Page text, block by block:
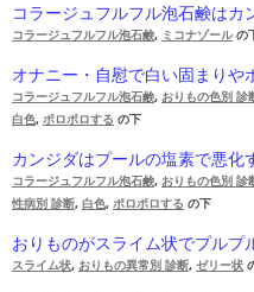
コラージュフルフル泡石鹸はカ
コラージュフルフル泡石鹸, ミコナゾールの
オナニー・自慰で白い固まりや
コラージュフルフル泡石鹸, おりもの色別 診
白色, ポロポロする の下
カンジダはプールの塩素で悪化
コラージュフルフル泡石鹸, おりもの色別 診
性病別 診断, 白色, ポロポロする の下
おりものがスライム状でプルプ
スライム状, おりもの異常別 診断, ゼリー状